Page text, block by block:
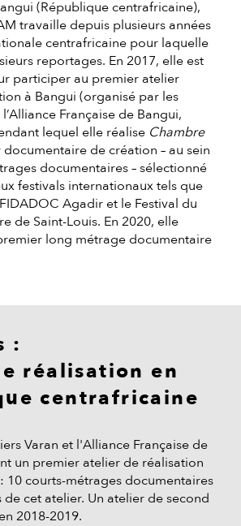
(République centrafricaine),
travaille depuis plusieurs années
centrafricaine pour laquelle
reportages. En 2017, elle est
participer au premier atelier
à Bangui (organisé par les
Française de Bangui,
lequel elle réalise Chambre
de création – au sein
documentaires – sélectionné
festivals internationaux tels que
Agadir et le Festival du
de Saint-Louis. En 2020, elle
long métrage documentaire
:
réalisation en
centrafricaine
Varan et l'Alliance Française de
un premier atelier de réalisation
10 courts-métrages documentaires
de cet atelier. Un atelier de second
2018-2019.